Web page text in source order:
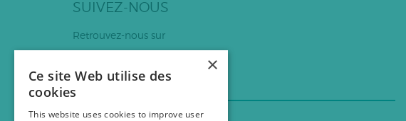
SUIVEZ-NOUS
Retrouvez-nous sur
×
Ce site Web utilise des
cookies
This website uses cookies to improve user